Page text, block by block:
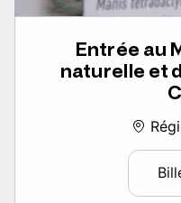
Entrée au
naturelle et